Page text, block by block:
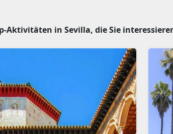
Aktivitäten in Sevilla, die Sie